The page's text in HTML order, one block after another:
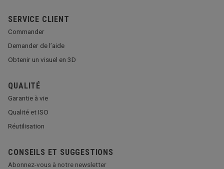
SERVICE CLIENT
Commander
Demander de l’aide
Obtenir un visuel en 3D
QUALITÉ
Garantie à vie
Qualité et ISO
Réutilisation
CONSEILS ET SUGGESTIONS
Abonnez-vous à notre newsletter